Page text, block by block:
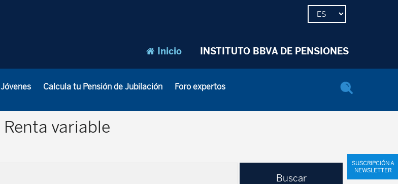
Inicio INSTITUTO BBVA DE PENSIONES
Jóvenes Calcula tu Pensión de Jubilación Foro expertos
Renta variable
SUSCRIPCIÓN A
NEWSLETTER